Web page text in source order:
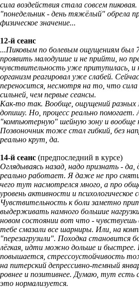
сила воздействия стала совсем
"понедельник - день тяжёлый" обрела
физическое значение...
12-й сеанс
...Пиковым по болевым ощущениям был
проявить малодушие и не прийти, но
чувствительность уже притупилась, и
организм реагировал уже слабей.
переносится, несмотря на то, что
сильней, чем первые сеансы.
Как-то так. Вообще, ощущений разных
допишу. Но, процесс реально помогает.
"компьютерную" шейную зону и вообще
Позвоночник тоже стал гибкий, без
реально крут, да.
14-й сеанс (предпоследний в курсе)
Оглядываясь назад, надо признать -
реально работает. Я даже не про
чего тут насмотрелся много, а про
уровень активности и психологическое
Чувствительность к боли заметно
выдерживать намного большие
новом состоянии вот что - чувствуешь
тебе смазали все шарниры. Или, на
"перезагрузили". Походка становится
лёгкая, идти можно дольше и быстрее.
повышается, стрессоустойчивость
на питерский депрессивно-темный
ровнее и позитивнее. Думаю, тут есть
это нормализуется.